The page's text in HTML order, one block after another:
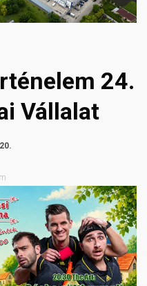
24.
Vállalat